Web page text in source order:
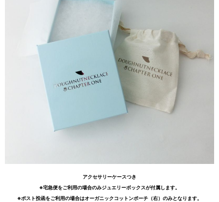
アクセサリーケースつき
※宅急便をご利用の場合のみジュエリーボックスが付属します。
※ポスト投函をご利用の場合はオーガニックコットンポーチ（右）のみとなります。